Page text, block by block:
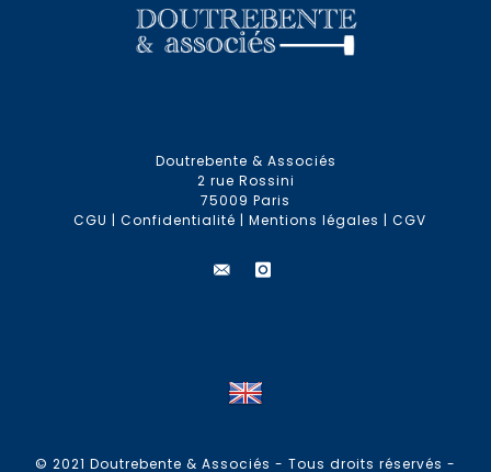
Doutrebente & Associés
2 rue Rossini
75009 Paris
CGU | Confidentialité | Mentions légales | CGV
© 2021 Doutrebente & Associés - Tous droits réservés -